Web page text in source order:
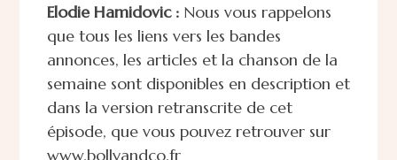
Elodie Hamidovic :Nous vous rappelons
que tous les liens vers les bandes
annonces, les articles et la chanson de la
semaine sont disponibles en description et
dans la version retranscrite de cet
épisode, que vous pouvez retrouver sur
www.bollyandco.fr